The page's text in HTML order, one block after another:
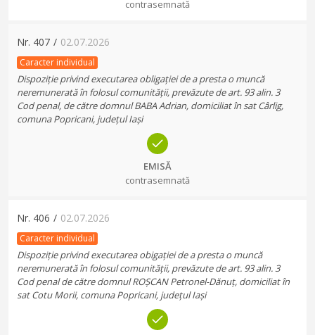
contrasemnată
Nr. 407 / 02.07.2026
Caracter individual
Dispoziție privind executarea obligației de a presta o muncă
neremunerată în folosul comunității, prevăzute de art. 93 alin. 3
Cod penal, de către domnul BABA Adrian, domiciliat în sat Cârlig,
comuna Popricani, județul Iași
EMISĂ
contrasemnată
Nr. 406 / 02.07.2026
Caracter individual
Dispoziție privind executarea obigației de a presta o muncă
neremunerată în folosul comunității, prevăzute de art. 93 alin. 3
Cod penal de către domnul ROȘCAN Petronel-Dănuț, domiciliat în
sat Cotu Morii, comuna Popricani, județul Iași